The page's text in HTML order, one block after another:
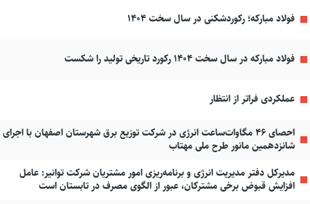
فولاد مبارکه؛ رکوردشکنی در سال سخت ۱۴۰۴
فولاد مبارکه در سال سخت ۱۴۰۴ رکورد تاریخی تولید را شکست
عملکردی فراتر از انتظار
احصای ۴۶ مگاوات‌ساعت انرژی در شرکت توزیع برق شهرستان اصفهان با اجرای
شانزدهمین مانور طرح ملی مهتاب
مدیرکل دفتر مدیریت انرژی و برنامه‌ریزی امور مشتریان شرکت توانیر: عامل
افزایش قبوض برخی مشترکان، عبور از الگوی مصرف در تابستان است